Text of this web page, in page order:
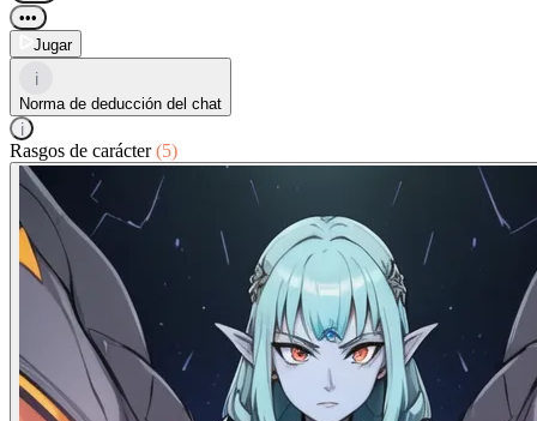
•••
Jugar
i
Norma de deducción del chat
i
Rasgos de carácter(5)